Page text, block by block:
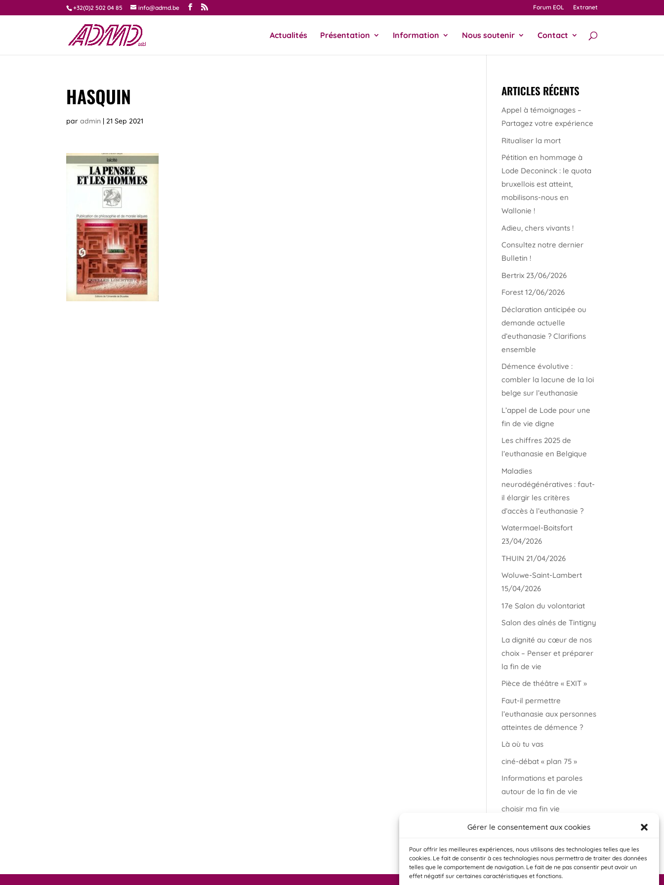
Gérer le consentement aux cookies
Pour offrir les meilleures expériences, nous utilisons des technologies telles que les
cookies. Le fait de consentir à ces technologies nous permettra de traiter des données
telles que le comportement de navigation. Le fait de ne pas consentir peut avoir un
effet négatif sur certaines caractéristiques et fonctions.
+32(0)2 502 04 85 info@admd.be Forum EOL Extranet
Actualités Présentation Information Nous soutenir Contact
HASQUIN
paradmin | 21 Sep 2021
ARTICLES RÉCENTS
Appel à témoignages –
Partagez votre expérience
Ritualiser la mort
Pétition en hommage à
Lode Deconinck : le quota
bruxellois est atteint,
mobilisons-nous en
Wallonie !
Adieu, chers vivants !
Consultez notre dernier
Bulletin !
Bertrix 23/06/2026
Forest 12/06/2026
Déclaration anticipée ou
demande actuelle
d’euthanasie ? Clarifions
ensemble
Démence évolutive :
combler la lacune de la loi
belge sur l’euthanasie
L’appel de Lode pour une
fin de vie digne
Les chiffres 2025 de
l’euthanasie en Belgique
Maladies
neurodégénératives : faut-
il élargir les critères
d’accès à l’euthanasie ?
Watermael-Boitsfort
23/04/2026
THUIN 21/04/2026
Woluwe-Saint-Lambert
15/04/2026
17e Salon du volontariat
Salon des aînés de Tintigny
La dignité au cœur de nos
choix – Penser et préparer
la fin de vie
Pièce de théâtre « EXIT »
Faut-il permettre
l’euthanasie aux personnes
atteintes de démence ?
Là où tu vas
ciné-débat « plan 75 »
Informations et paroles
autour de la fin de vie
choisir ma fin vie
Salon « bien vieillir à